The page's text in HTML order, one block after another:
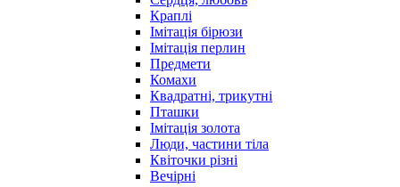
Краплі
Імітація бірюзи
Імітація перлин
Предмети
Комахи
Квадратні, трикутні
Пташки
Імітація золота
Люди, частини тіла
Квіточки різні
Вечірні